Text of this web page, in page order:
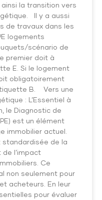
la transition vers
Il y a aussi
de travaux dans les
logements
scénario de
premier doit à
E. Si le logement
obligatoirement
B. Vers une
: L’Essentiel à
le Diagnostic de
est un élément
immobilier actuel.
standardisée de la
l’impact
Ce
non seulement pour
acheteurs. En leur
pour évaluer